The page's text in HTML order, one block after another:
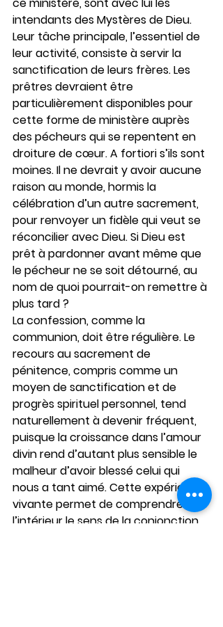
intendants des Mystères de Dieu.
Leur tâche principale, l’essentiel de
leur activité, consiste à servir la
sanctification de leurs frères. Les
prêtres devraient être
particulièrement disponibles pour
cette forme de ministère auprès
des pécheurs qui se repentent en
droiture de cœur. A fortiori s’ils sont
moines. Il ne devrait y avoir aucune
raison au monde, hormis la
célébration d’un autre sacrement,
pour renvoyer un fidèle qui veut se
réconcilier avec Dieu. Si Dieu est
prêt à pardonner avant même que
le pécheur ne se soit détourné, au
nom de quoi pourrait-on remettre à
plus tard ?
La confession, comme la
communion, doit être régulière. Le
recours au sacrement de
pénitence, compris comme un
moyen de sanctification et de
progrès spirituel personnel, tend
naturellement à devenir fréquent,
puisque la croissance dans l’amour
divin rend d’autant plus sensible le
malheur d’avoir blessé celui qui
nous a tant aimé. Cette expérience
vivante permet de comprendre de
l’intérieur le sens de la conjonction